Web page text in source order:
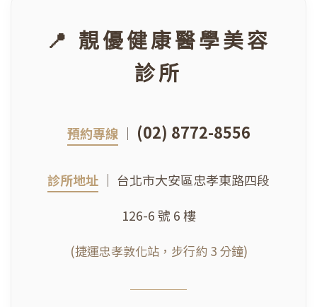
📍 靚優健康醫學美容
診所
預約專線｜ (02) 8772-8556
診所地址 ｜ 台北市大安區忠孝東路四段
126-6 號 6 樓
(捷運忠孝敦化站，步行約 3 分鐘)